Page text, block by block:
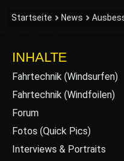
Startseite News
INHALTE
Fahrtechnik (Windsurfen)
Fahrtechnik (Windfoilen)
Forum
Fotos (Quick Pics)
Interviews & Portraits